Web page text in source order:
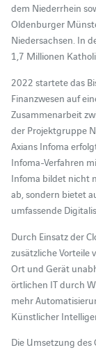
dem Niederrhein
Oldenburger
Niedersachsen. In
1,7 Millionen
2022 startete das
Finanzwesen auf
Zusammenarbeit
der Projektgruppe
Axians Infoma
Infoma-Verfahren
Infoma bildet nicht
ab, sondern bietet
umfassende
Durch Einsatz der
zusätzliche Vorteile
Ort und Gerät
örtlichen IT durch
mehr
Künstlicher
Die Umsetzung